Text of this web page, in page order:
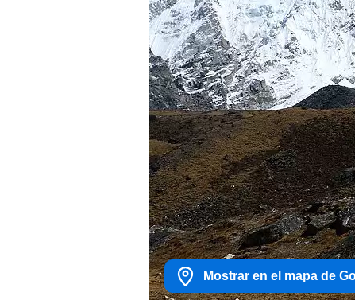
Mostrar en el mapa de